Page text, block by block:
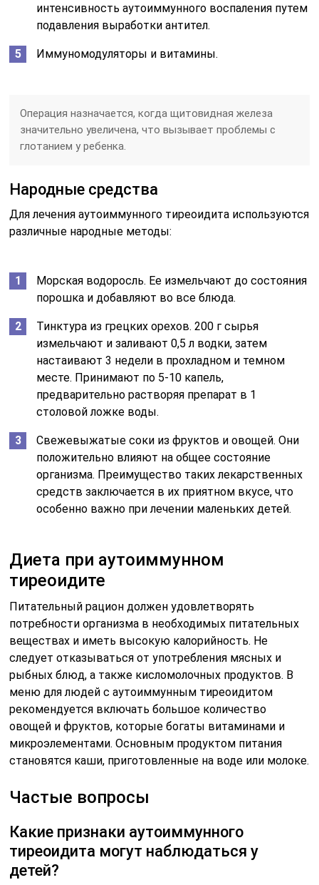
интенсивность аутоиммунного воспаления путем
подавления выработки антител.
Иммуномодуляторы и витамины.
Операция назначается, когда щитовидная железа
значительно увеличена, что вызывает проблемы с
глотанием у ребенка.
Народные средства
Для лечения аутоиммунного тиреоидита используются
различные народные методы:
Морская водоросль. Ее измельчают до состояния
порошка и добавляют во все блюда.
Тинктура из грецких орехов. 200 г сырья
измельчают и заливают 0,5 л водки, затем
настаивают 3 недели в прохладном и темном
месте. Принимают по 5-10 капель,
предварительно растворяя препарат в 1
столовой ложке воды.
Свежевыжатые соки из фруктов и овощей. Они
положительно влияют на общее состояние
организма. Преимущество таких лекарственных
средств заключается в их приятном вкусе, что
особенно важно при лечении маленьких детей.
Диета при аутоиммунном
тиреоидите
Питательный рацион должен удовлетворять
потребности организма в необходимых питательных
веществах и иметь высокую калорийность. Не
следует отказываться от употребления мясных и
рыбных блюд, а также кисломолочных продуктов. В
меню для людей с аутоиммунным тиреоидитом
рекомендуется включать большое количество
овощей и фруктов, которые богаты витаминами и
микроэлементами. Основным продуктом питания
становятся каши, приготовленные на воде или молоке.
Частые вопросы
Какие признаки аутоиммунного
тиреоидита могут наблюдаться у
детей?